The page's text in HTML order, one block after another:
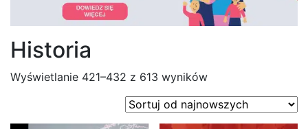
Historia
Wyświetlanie 421–432 z 613 wynikówPosortowane
według
najnowszych